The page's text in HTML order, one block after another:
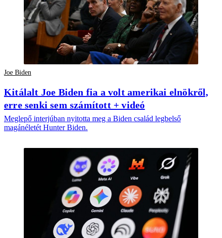
Joe Biden
Kitálalt Joe Biden fia a volt amerikai elnökről,
erre senki sem számított + videó
Meglepő interjúban nyitotta meg a Biden család legbelső
magánéletét Hunter Biden.